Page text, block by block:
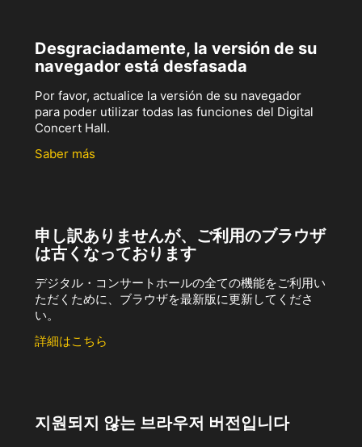
Desgraciadamente, la versión de su
navegador está desfasada
Por favor, actualice la versión de su navegador
para poder utilizar todas las funciones del Digital
Concert Hall.
Saber más
申し訳ありませんが、ご利用のブラウザ
は古くなっております
デジタル・コンサートホールの全ての機能をご利用い
ただくために、ブラウザを最新版に更新してくださ
い。
詳細はこちら
지원되지 않는 브라우저 버전입니다